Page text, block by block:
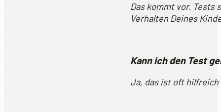
Das kommt vor. Tests
Verhalten Deines
Kann ich den Test
Ja, das ist oft hilfreich